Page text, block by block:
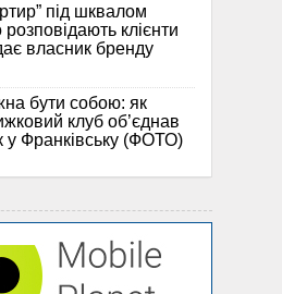
під шквалом
клієнти
власник бренду
бути собою: як
клуб об’єднав
у Франківську (ФОТО)